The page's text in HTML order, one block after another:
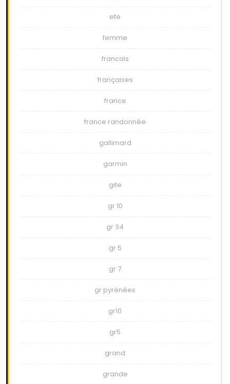
ete
femme
francais
françaises
france
france randonnée
gallimard
garmin
gite
gr 10
gr 34
gr 5
gr 7
gr pyrénées
gr10
gr5
grand
grande